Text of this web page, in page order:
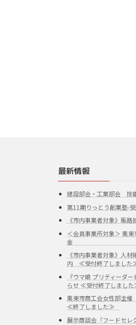
最新情報
建設部会・工業部会 技
第11期りっとう創業塾-
《市内事業者対象》販
＜会員事業所対象＞ 栗
《市内事業者対象》人
内 ≪受付終了しました
『ウマ娘 プリティーダ
らせ ≪受付終了しまし
栗東市商工会女性部主催
≪終了しました≫
展示商談会「フードセ